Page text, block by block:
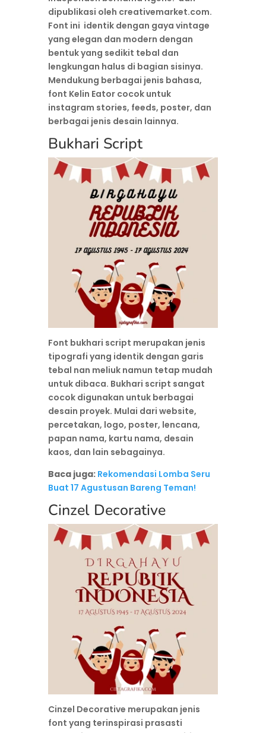
dipublikasi oleh creativemarket.com.
Font ini identik dengan gaya vintage
yang elegan dan modern dengan
bentuk yang sedikit tebal dan
lengkungan halus di bagian sisinya.
Mendukung berbagai jenis bahasa,
font Kelin Eator cocok untuk
instagram stories, feeds, poster, dan
berbagai jenis desain lainnya.
Bukhari Script
Font bukhari script merupakan jenis
tipografi yang identik dengan garis
tebal nan meliuk namun tetap mudah
untuk dibaca. Bukhari script sangat
cocok digunakan untuk berbagai
desain proyek. Mulai dari website,
percetakan, logo, poster, lencana,
papan nama, kartu nama, desain
kaos, dan lain sebagainya.
Baca juga: Rekomendasi Lomba Seru
Buat 17 Agustusan Bareng Teman!
Cinzel Decorative
Cinzel Decorative merupakan jenis
font yang terinspirasi prasasti